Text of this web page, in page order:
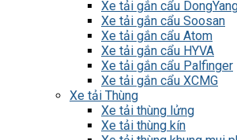
Xe tải gắn cẩu
Xe tải gắn cẩu Soosan
Xe tải gắn cẩu Atom
Xe tải gắn cẩu HYVA
Xe tải gắn cẩu Palfinger
Xe tải gắn cẩu XCMG
Xe tải Thùng
Xe tải thùng lửng
Xe tải thùng kín